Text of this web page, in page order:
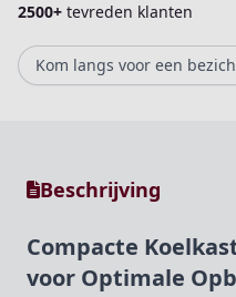
2500+ tevreden klanten
Kom langs voor een
Beschrijving
Compacte
voor Optimale